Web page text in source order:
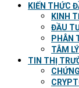
KIẾN THỨC
KINH
ĐẦU
PHÂN
TÂM
TIN THỊ